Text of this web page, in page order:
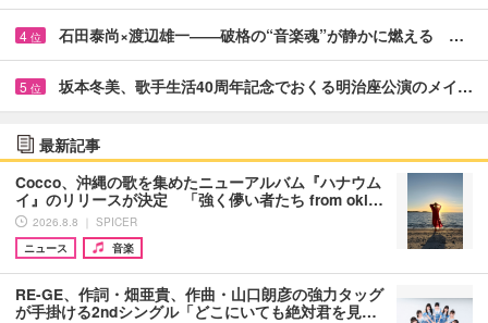
4 位 石田泰尚×渡辺雄一――破格の“音楽魂”が静かに燃える …
5 位 坂本冬美、歌手生活40周年記念でおくる明治座公演のメイ…
最新記事
Cocco、沖縄の歌を集めたニューアルバム『ハナウム
イ』のリリースが決定 「強く儚い者たち from oki…
2026.8.8 ｜ SPICER
ニュース
音楽
RE-GE、作詞・畑亜貴、作曲・山口朗彦の強力タッグ
が手掛ける2ndシングル「どこにいても絶対君を見…